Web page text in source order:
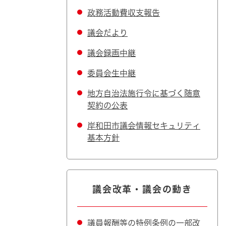
政務活動費収支報告
議会だより
議会録画中継
委員会生中継
地方自治法施行令に基づく随意
契約の公表
岸和田市議会情報セキュリティ
基本方針
議会改革・議会の動き
議員報酬等の特例条例の一部改